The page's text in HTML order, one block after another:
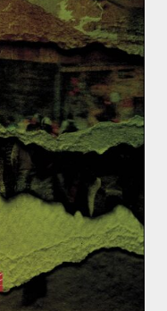
que malgré les
reste un outil prisé
ou de promouvoir
de la Chi
sur le M
oyen-Orient (2/2)